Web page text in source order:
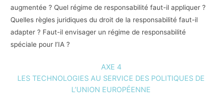
augmentée ? Quel régime de responsabilité faut-il appliquer ?
Quelles règles juridiques du droit de la responsabilité faut-il
adapter ? Faut-il envisager un régime de responsabilité
spéciale pour l’IA ?
AXE 4
LES TECHNOLOGIES AU SERVICE DES POLITIQUES DE
L’UNION EUROPÉENNE